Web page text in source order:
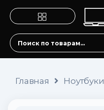
Главная Ноутбуки